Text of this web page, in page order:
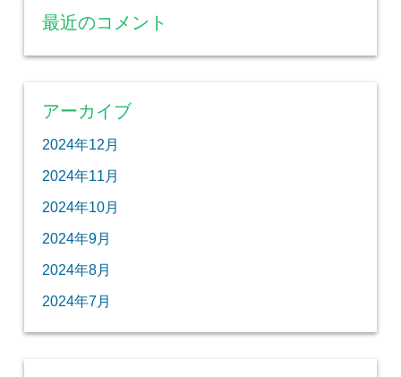
最近のコメント
アーカイブ
2024年12月
2024年11月
2024年10月
2024年9月
2024年8月
2024年7月